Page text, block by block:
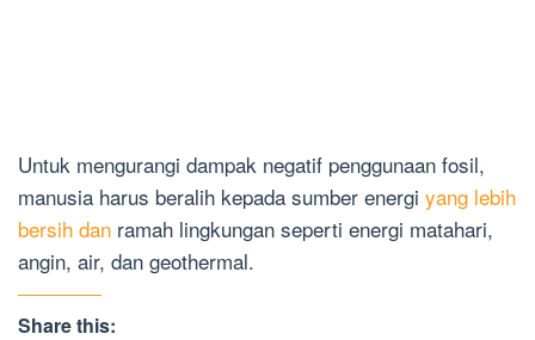
Untuk mengurangi dampak negatif penggunaan fosil,
manusia harus beralih kepada sumber energi yang lebih
bersih dan ramah lingkungan seperti energi matahari,
angin, air, dan geothermal.
Share this: